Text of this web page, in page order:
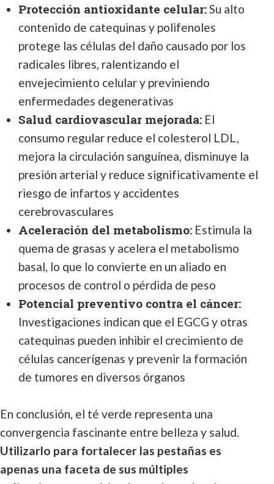
Protección antioxidante celular:Su alto
contenido de catequinas y polifenoles
protege las células del daño causado por los
radicales libres, ralentizando el
envejecimiento celular y previniendo
enfermedades degenerativas
Salud cardiovascular mejorada: El
consumo regular reduce el colesterol LDL,
mejora la circulación sanguínea, disminuye la
presión arterial y reduce significativamente el
riesgo de infartos y accidentes
cerebrovasculares
Aceleración del metabolismo: Estimula la
quema de grasas y acelera el metabolismo
basal, lo que lo convierte en un aliado en
procesos de control o pérdida de peso
Potencial preventivo contra el cáncer:
Investigaciones indican que el EGCG y otras
catequinas pueden inhibir el crecimiento de
células cancerígenas y prevenir la formación
de tumores en diversos órganos
En conclusión, el té verde representa una
convergencia fascinante entre belleza y salud.
Utilizarlo para fortalecer las pestañas es
apenas una faceta de sus múltiples